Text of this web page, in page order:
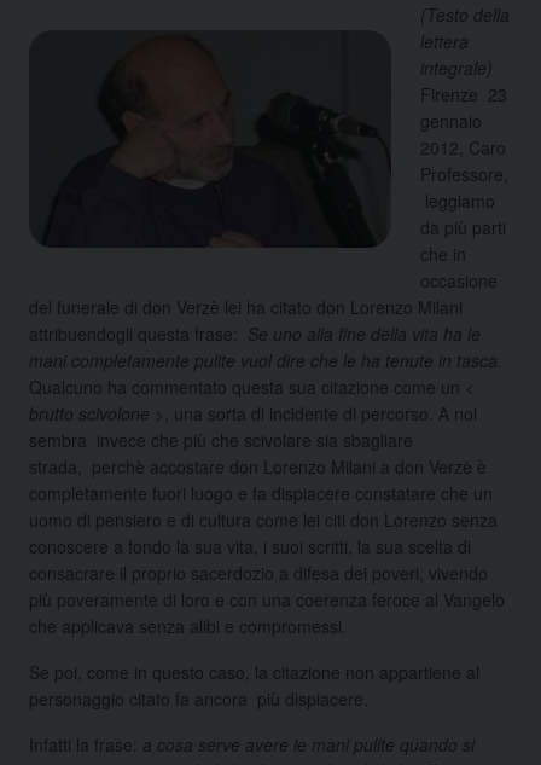
(Testo della
lettera
integrale)
Firenze 23
gennaio
2012, Caro
Professore,
leggiamo
da più parti
che in
occasione
del funerale di don Verzè lei ha citato don Lorenzo Milani
attribuendogli questa frase: Se uno alla fine della vita ha le
mani completamente pulite vuol dire che le ha tenute in tasca.
Qualcuno ha commentato questa sua citazione come un <
brutto scivolone > , una sorta di incidente di percorso. A noi
sembra invece che più che scivolare sia sbagliare
strada, perchè accostare don Lorenzo Milani a don Verzè è
completamente fuori luogo e fa dispiacere constatare che un
uomo di pensiero e di cultura come lei citi don Lorenzo senza
conoscere a fondo la sua vita, i suoi scritti, la sua scelta di
consacrare il proprio sacerdozio a difesa dei poveri, vivendo
più poveramente di loro e con una coerenza feroce al Vangelo
che applicava senza alibi e compromessi.
Se poi, come in questo caso, la citazione non appartiene al
personaggio citato fa ancora più dispiacere.
Infatti la frase: a cosa serve avere le mani pulite quando si